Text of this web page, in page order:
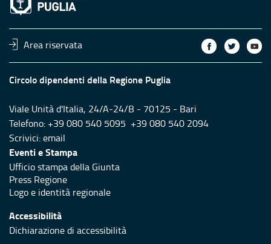
Area riservata
Circolo dipendenti della Regione Puglia
Viale Unità d'Italia, 24/A-24/B - 70125 - Bari
Telefono: +39 080 540 5095 +39 080 540 2094
Scrivici:email
Eventi e Stampa
Ufficio stampa della Giunta
Press Regione
Logo e identità regionale
Accessibilità
Dichiarazione di accessibilità